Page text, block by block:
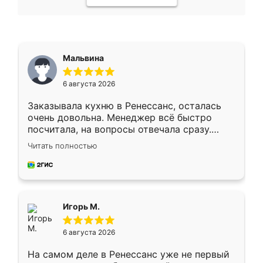
Мальвина
6 августа 2026
Заказывала кухню в Ренессанс, осталась
очень довольна. Менеджер всё быстро
посчитала, на вопросы отвечала сразу.
Замерщик приехал в субботу, подошёл к
делу со всей ответственностью. Собрали
за день, ребята работали аккуратно, даже
Читать полностью
Игорь М.
6 августа 2026
На самом деле в Ренессанс уже не первый